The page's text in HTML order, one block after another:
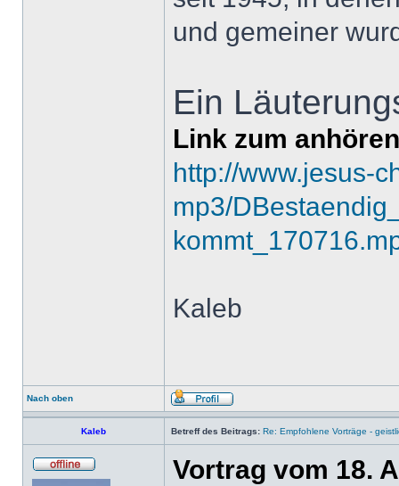
und gemeiner
Ein
Link zum
http://www.jesus-
mp3/
Kaleb
Nach oben
Kaleb Betreff des Beitrags: Re: Empfohlene Vorträge -
Vortrag vom 18.